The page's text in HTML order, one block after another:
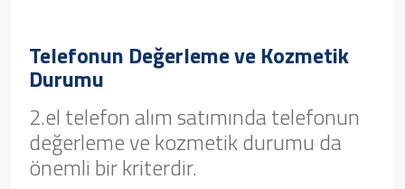
Telefonun Değerleme ve Kozmetik
Durumu
2.el telefon alım satımında telefonun
değerleme ve kozmetik durumu da
önemli bir kriterdir.